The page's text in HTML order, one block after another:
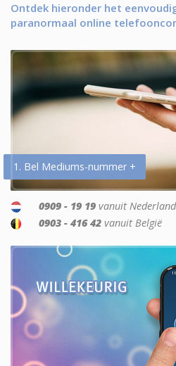
Ontdek hieronder het
paranormaal online
1. Bel Mediums-nummer +
0909 - 19 19 vanuit Nederland
0903 - 416 42 vanuit België